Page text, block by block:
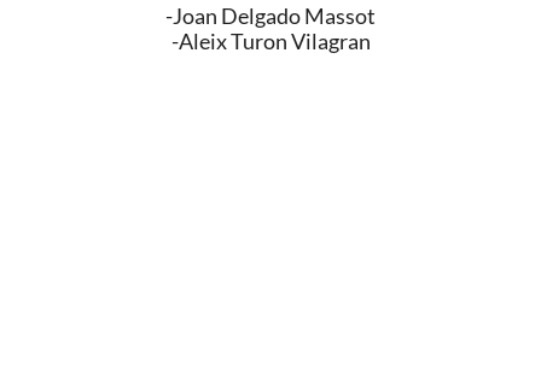
-Joan Delgado Massot
-Aleix Turon Vilagran